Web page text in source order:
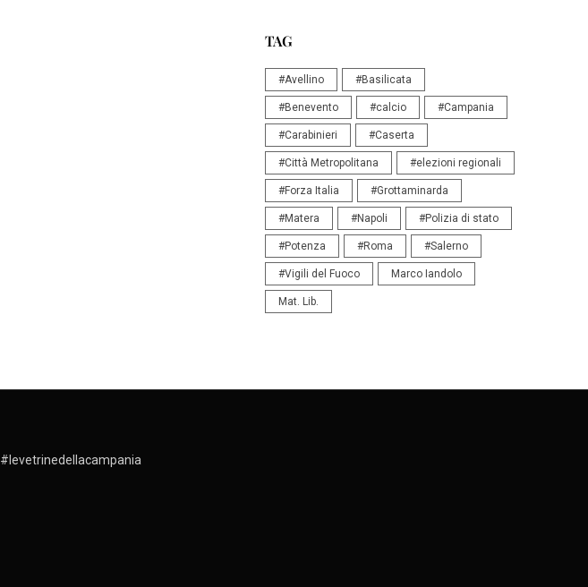
TAG
#Avellino #Basilicata
#Benevento #calcio #Campania
#Carabinieri #Caserta
#Città Metropolitana #elezioni regionali
#Forza Italia #Grottaminarda
#Matera #Napoli #Polizia di stato
#Potenza #Roma #Salerno
#Vigili del Fuoco Marco Iandolo
Mat. Lib.
#levetrinedellacampania